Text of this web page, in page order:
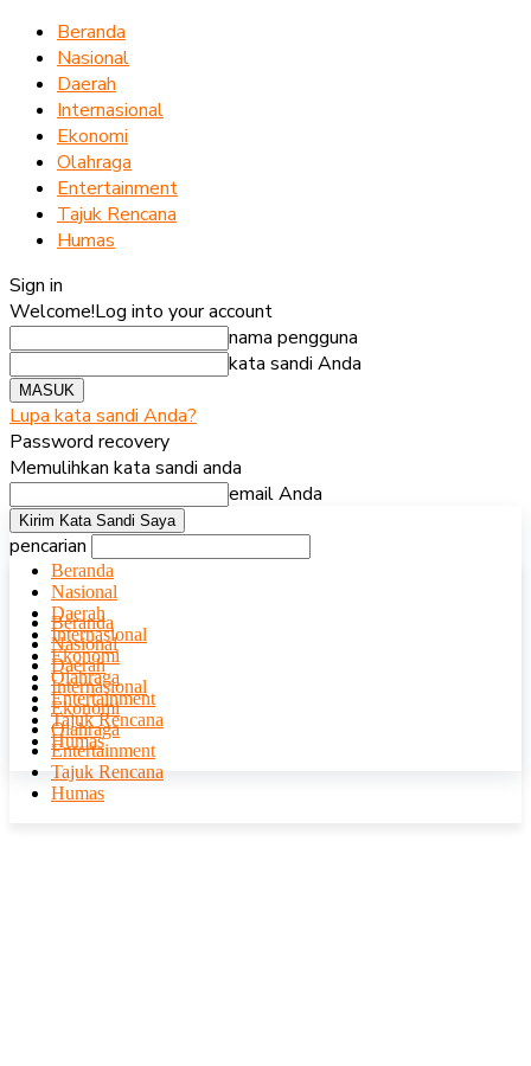
Beranda
Nasional
Daerah
Internasional
Ekonomi
Olahraga
Entertainment
Tajuk Rencana
Humas
Sign in
Welcome!Log into your account
nama pengguna
kata sandi Anda
Lupa kata sandi Anda?
Password recovery
Memulihkan kata sandi anda
email Anda
pencarian
Beranda
Nasional
Daerah
Internasional
Ekonomi
Olahraga
Entertainment
Tajuk Rencana
Humas
Beranda
Nasional
Daerah
Internasional
Ekonomi
Olahraga
Entertainment
Tajuk Rencana
Humas